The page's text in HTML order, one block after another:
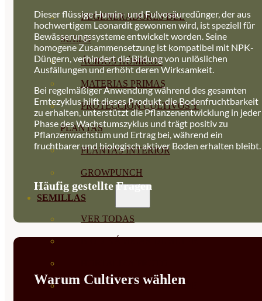
REGENERADORES DEL
SUELO
ÁCIDOS HÚMICOS
MATERIAS PRIMAS
PROTECCIÓN CULTIVOS Y
PLANTAS
PLANTAS INTERIOR
GROWPUNCH
SEMILLAS
VER TODAS
SEMILLAS HORTALIZA DE
Dieser flüssige Humin- und Fulvosäuredünger, der aus
hochwertigem Leonardit gewonnen wird, ist speziell für
Bewässerungssysteme entwickelt worden. Seine
homogene Zusammensetzung ist kompatibel mit NPK-
Düngern, verhindert die Bildung von unlöslichen
Ausfällungen und erhöht deren Wirksamkeit.
Bei regelmäßiger Anwendung während des gesamten
Erntezyklus hilft dieses Produkt, die Bodenfruchtbarkeit
zu erhalten, unterstützt die Pflanzenentwicklung in jeder
Phase des Wachstumszyklus und trägt positiv zu
Pflanzenwachstum und Ertrag bei, während ein
fruchtbarer und biologisch aktiver Boden erhalten bleibt.
Häufig gestellte Fragen
Warum Cultivers wählen